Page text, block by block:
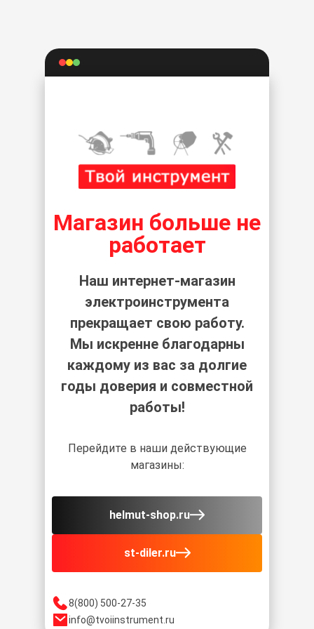
8(800) 500-27-35
info@tvoiinstrument.ru
Магазин больше не
работает
Наш интернет-магазин
электроинструмента
прекращает свою работу.
Мы искренне благодарны
каждому из вас за долгие
годы доверия и совместной
работы!
Перейдите в наши действующие
магазины:
helmut-shop.ru
st-diler.ru